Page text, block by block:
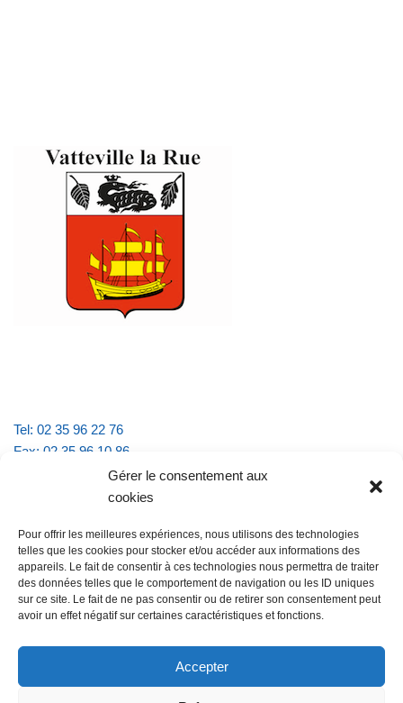
Gérer le consentement aux
cookies
Pour offrir les meilleures expériences, nous utilisons des technologies
telles que les cookies pour stocker et/ou accéder aux informations des
appareils. Le fait de consentir à ces technologies nous permettra de traiter
des données telles que le comportement de navigation ou les ID uniques
sur ce site. Le fait de ne pas consentir ou de retirer son consentement peut
avoir un effet négatif sur certaines caractéristiques et fonctions.
Accepter
Tel: 02 35 96 22 76
Fax: 02 35 96 10 86
Email : mairie.vattevillelarue@wanadoo.fr
lundi et jeudi de 9h à 11h30
mardi et vendredi de 16h à 18h30